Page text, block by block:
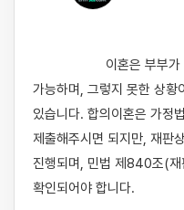
가능하며, 그렇지 못한 상황
있습니다. 합의이혼은 가정
제출해주시면 되지만, 재판
진행되며, 민법 제840조(
확인되어야 합니다.